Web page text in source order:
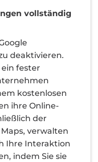
vollständig
deaktivieren.
fester
kostenlosen
ihre Online-
der
verwalten
Ihre Interaktion
indem Sie sie